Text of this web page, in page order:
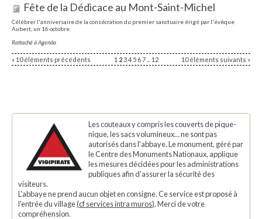
Les couteaux y compris les couverts de pique-
nique, les sacs volumineux… ne sont pas
autorisés dans l'abbaye. Le monument, géré par
le Centre des Monuments Nationaux, applique
les mesures décidées pour les administrations
publiques afin d’assurer la sécurité des
visiteurs.
L'abbaye ne prend aucun objet en consigne. Ce service est proposé à
l'entrée du village(cf services intra muros). Merci de votre
compréhension.
Fête de la Dédicace au Mont-Saint-Michel
Célébrer l'anniversaire de la consécration du premier sanctuaire érigé par l'évêque
Aubert, un 16 octobre
Rattaché àAgenda
« 10 éléments précédents 10 éléments suivants »
1 234 5 67 12